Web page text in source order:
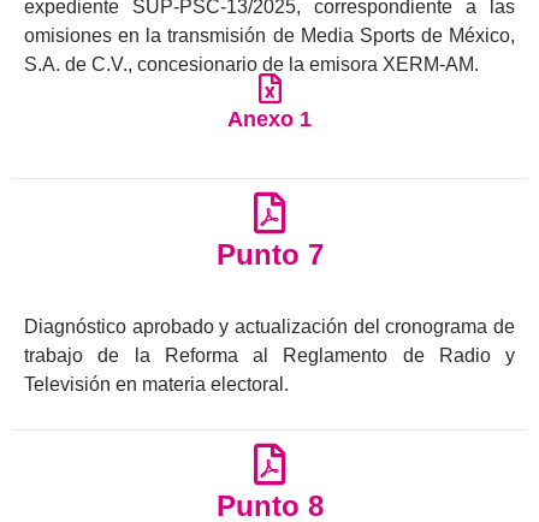
expediente SUP-PSC-13/2025, correspondiente a las
omisiones en la transmisión de Media Sports de México,
S.A. de C.V., concesionario de la emisora XERM-AM.
Anexo 1
Punto 7
Diagnóstico aprobado y actualización del cronograma de
trabajo de la Reforma al Reglamento de Radio y
Televisión en materia electoral.
Punto 8